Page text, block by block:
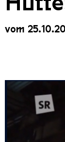
vom